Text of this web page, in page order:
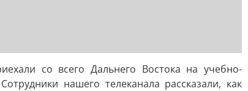
со всего Дальнего Востока на учебно-
нашего телеканала рассказали, как